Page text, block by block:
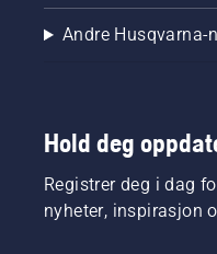
Andre Husqvarna-
Hold deg
Registrer deg i dag
nyheter, inspirasjon